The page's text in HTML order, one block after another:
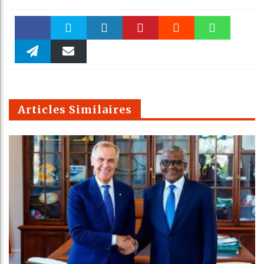
Faceboo Twitter
m
Articles Similaires